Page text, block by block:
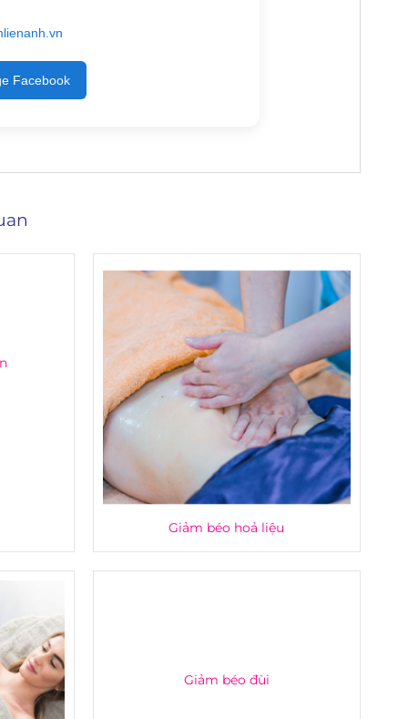
Facebook
Giảm béo hoả liệu
Giảm béo đùi